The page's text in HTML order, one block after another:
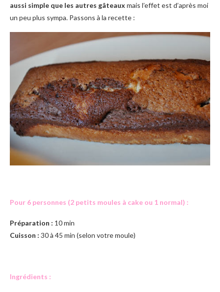
aussi simple que les autres gâteaux mais l’effet est d’après moi
un peu plus sympa. Passons à la recette :
Pour 6 personnes (2 petits moules à cake ou 1 normal) :
Préparation : 10 min
Cuisson : 30 à 45 min (selon votre moule)
Ingrédients :